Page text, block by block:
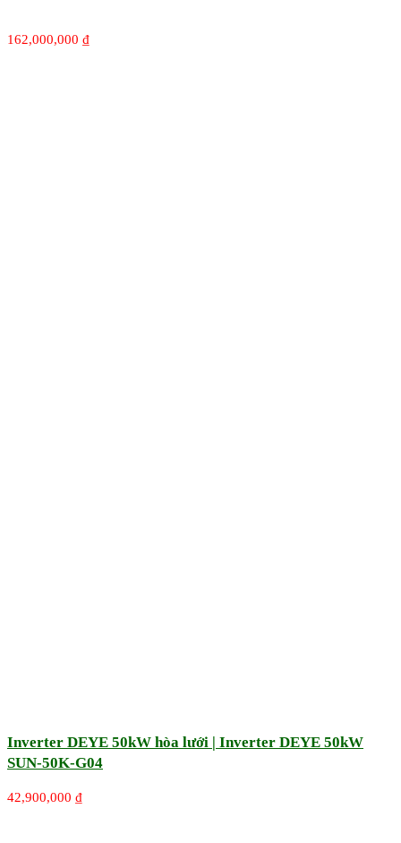
162,000,000 ₫
Inverter DEYE 50kW hòa lưới | Inverter DEYE 50kW
SUN-50K-G04
42,900,000 ₫